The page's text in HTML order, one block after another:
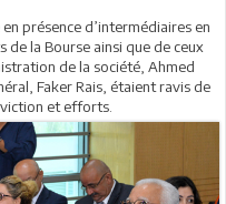
présence d’intermédiaires en
de la Bourse ainsi que de ceux
de la société, Ahmed
Faker Rais, étaient ravis de
et efforts.